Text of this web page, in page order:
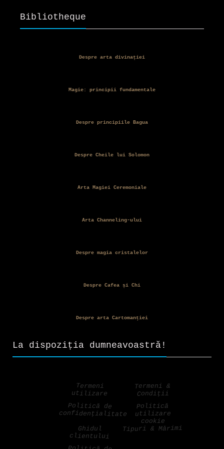
Bibliotheque
Despre arta divinației
Magie: principii fundamentale
Despre principiile Bagua
Despre Cheile lui Solomon
Arta Magiei Ceremoniale
Arta Channeling-ului
Despre magia cristalelor
Despre Cafea și Chi
Despre arta Cartomanției
La dispoziția dumneavoastră!
Termeni
utilizare
Termeni &
Condiții
Politică de
confidențialitate
Politică
utilizare
cookie
Ghidul
clientului
Tipuri & Mărimi